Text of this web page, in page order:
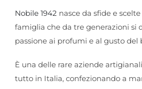
Nobile 1942 nasce da sfide e
famiglia che da tre generazioni si
passione ai profumi e al gusto del
È una delle rare aziende
tutto in Italia, confezionando a